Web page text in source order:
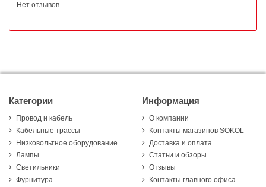
Нет отзывов
Категории
Провод и кабель
Кабельные трассы
Низковольтное оборудование
Лампы
Светильники
Фурнитура
Информация
О компании
Контакты магазинов SOKOL
Доставка и оплата
Статьи и обзоры
Отзывы
Контакты главного офиса